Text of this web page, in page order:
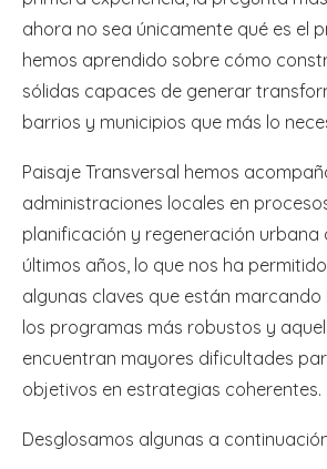
ahora no sea únicamente qué es el
hemos aprendido sobre cómo
sólidas capaces de generar
barrios y municipios que más lo
Paisaje Transversal hemos
administraciones locales en
planificación y regeneración urbana
últimos años, lo que nos ha
algunas claves que están
los programas más robustos y
encuentran mayores dificultades
objetivos en estrategias coherentes.
Desglosamos algunas a